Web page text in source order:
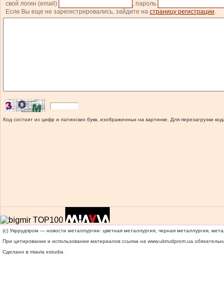
свой логин (email)
, пароль
Если Вы еще не зарегистрировались, зайдите на страницу регистрации.
Код состоит из цифр и латинских букв, изображенных на картинке. Для перезагрузки
(c) Укррудпром — новости металлургии: цветная металлургия, черная металлургия,
При цитировании и использовании материалов ссылка на www.ukrrudprom.ua
Сделано в miavia estudia.